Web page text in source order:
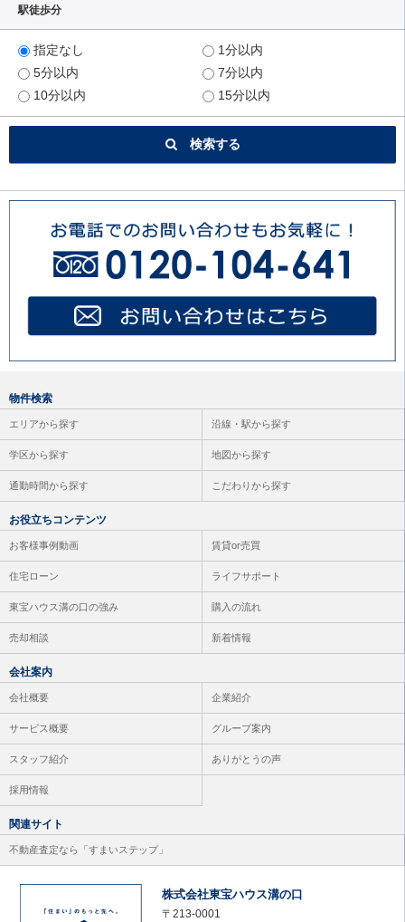
駅徒歩分
指定なし
1分以内
5分以内
7分以内
10分以内
15分以内
検索する
物件検索
エリアから探す 沿線・駅から探す
学区から探す 地図から探す
通勤時間から探す こだわりから探す
お役立ちコンテンツ
お客様事例動画 賃貸or売買
住宅ローン ライフサポート
東宝ハウス溝の口の強み 購入の流れ
売却相談 新着情報
会社案内
会社概要 企業紹介
サービス概要 グループ案内
スタッフ紹介 ありがとうの声
採用情報
関連サイト
不動産査定なら「すまいステップ」
株式会社東宝ハウス溝の口
〒213-0001